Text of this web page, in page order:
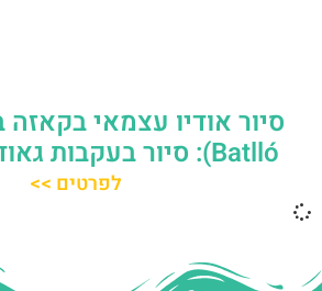
Batlló): סיור בעקבות גאודי בברצלונה
לפרטים >>